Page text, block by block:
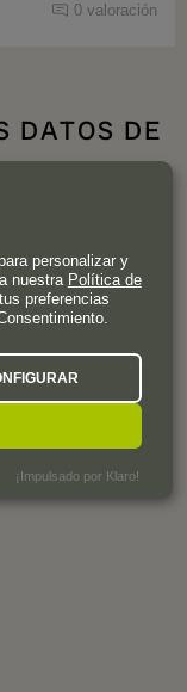
0 valoración
DATOS DE
personalizar y
nuestra Política de
preferencias
¡Impulsado por Klaro!